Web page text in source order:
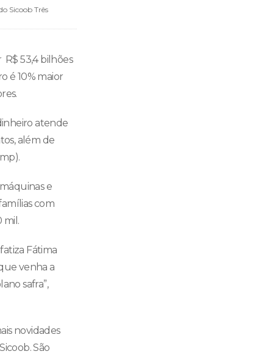
Sicoob Três
53,4 bilhões
é 10% maior
atende
além de
e
com
mil.
Fátima
venha a
safra”,
novidades
São